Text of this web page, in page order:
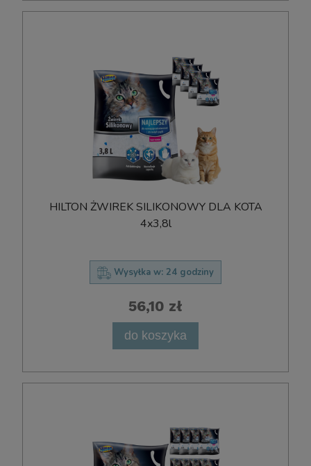
HILTON ŻWIREK SILIKONOWY DLA KOTA
4x3,8l
Wysyłka w: 24 godziny
56,10 zł
do koszyka